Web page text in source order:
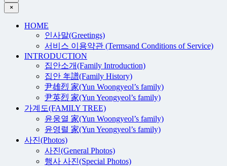
HOME
인사말(Greetings)
서비스 이용약관 (Termsand Conditions of Service)
INTRODUCTION
집안소개(Family Introduction)
집안 年譜(Family History)
尹雄烈 家(Yun Woongyeol’s family)
尹英烈 家(Yun Yeongyeol’s family)
가계도(FAMILY TREE)
윤웅열 家(Yun Woongyeol’s family)
윤영렬 家(Yun Yeongyeol’s family)
사진(Photos)
사진(General Photos)
행사 사진(Special Photos)